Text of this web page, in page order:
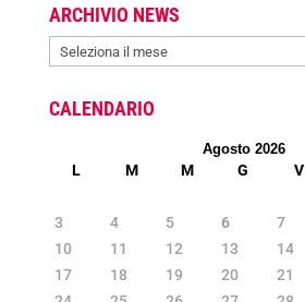
ARCHIVIO NEWS
ARCHIVIO
NEWS
CALENDARIO
Agosto 2026
L M M G V
3
4 5 6 7
10
11 12 13 14
17
18 19 20 21